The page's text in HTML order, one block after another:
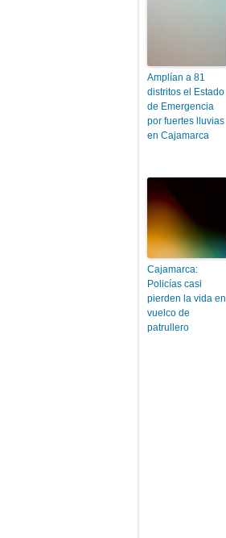
Amplían a 81
distritos el Estado
de Emergencia
por fuertes lluvias
en Cajamarca
Cajamarca:
Policías casi
pierden la vida en
vuelco de
patrullero